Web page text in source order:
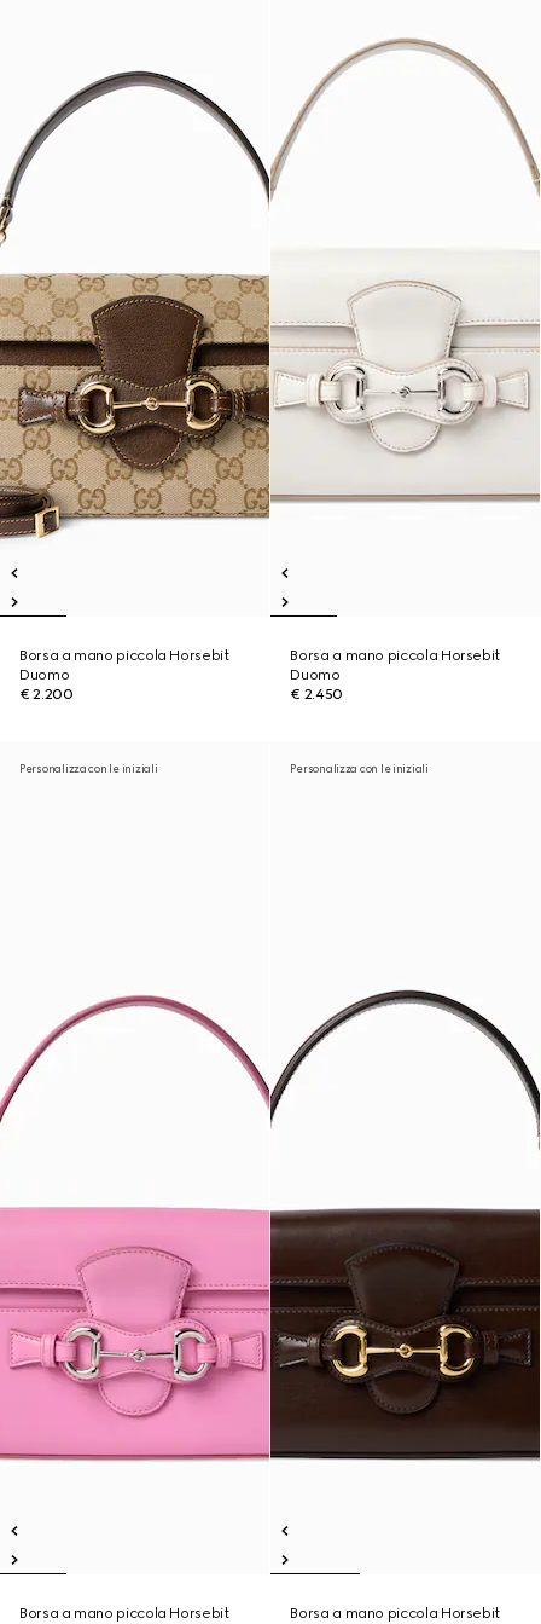
Borsa a mano piccola Horsebit
Duomo
€ 2.200
Borsa a mano piccola Horsebit
Duomo
€ 2.450
Personalizza con le iniziali
Borsa a mano piccola Horsebit
Personalizza con le iniziali
Borsa a mano piccola Horsebit